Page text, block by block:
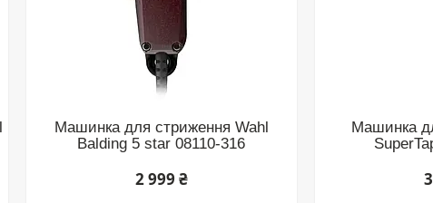
Машинка для стриження Wahl
Balding 5 star 08110-316
2 999 ₴
Машинка